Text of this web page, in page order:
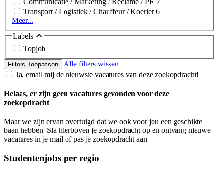
Communicatie / Marketing / Reclame / PR 7
Transport / Logistiek / Chauffeur / Koerier6
Meer...
Labels
Topjob
Filters Toepassen
Alle filters wissen
Ja, email mij de nieuwste vacatures van deze zoekopdracht!
Helaas, er zijn geen vacatures gevonden voor deze
zoekopdracht
Maar we zijn ervan overtuigd dat we ook voor jou een geschikte
baan hebben. Sla hierboven je zoekopdracht op en ontvang nieuwe
vacatures in je mail of pas je zoekopdracht aan
Studentenjobs per regio